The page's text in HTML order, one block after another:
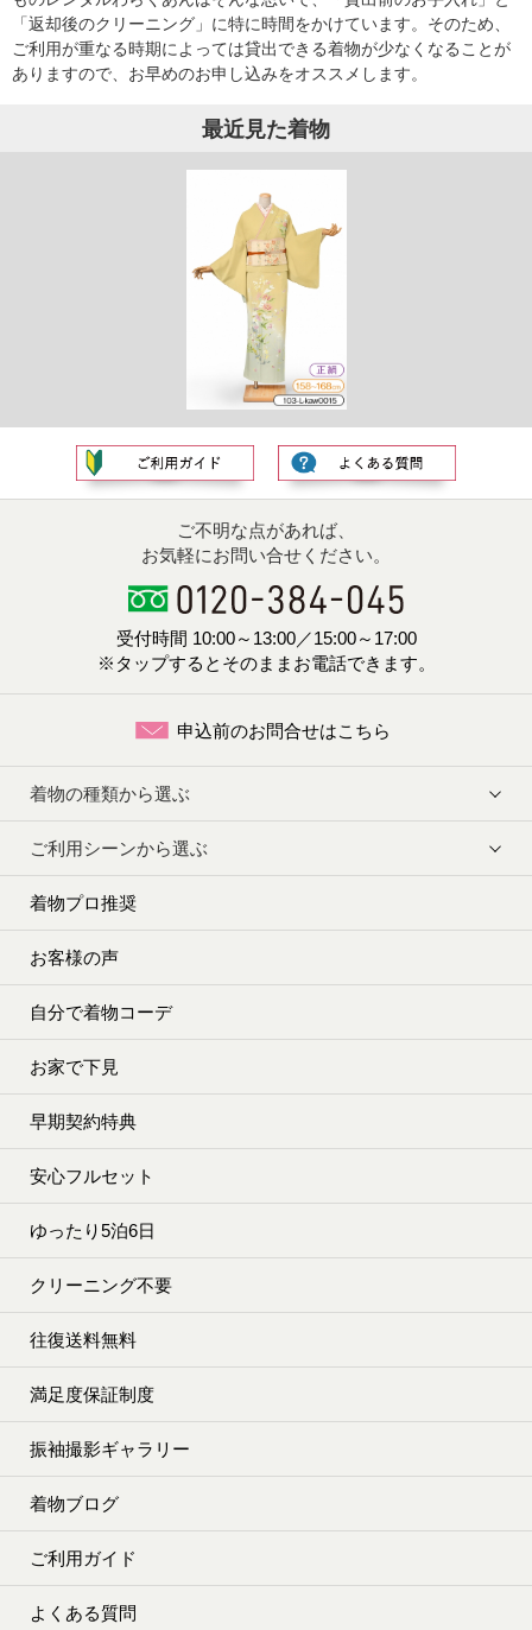
「返却後のクリーニング」に特に時間をかけています。そのため、
ご利用が重なる時期によっては貸出できる着物が少なくなることが
ありますので、お早めのお申し込みをオススメします。
最近見た着物
ご不明な点があれば、
お気軽にお問い合せください。
受付時間 10:00～13:00／15:00～17:00
※タップするとそのままお電話できます。
申込前のお問合せはこちら
着物の種類から選ぶ
ご利用シーンから選ぶ
着物プロ推奨
お客様の声
自分で着物コーデ
お家で下見
早期契約特典
安心フルセット
ゆったり5泊6日
クリーニング不要
往復送料無料
満足度保証制度
振袖撮影ギャラリー
着物ブログ
ご利用ガイド
よくある質問